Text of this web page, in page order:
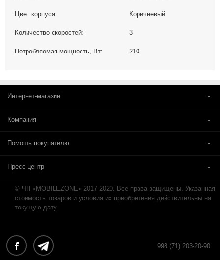
Цвет корпуса: Коричневый
Количество скоростей: 3
Потребляемая мощность, Вт: 210
Интернет-магазин
Компания
Помощь покупателю
Пресс-центр
© ЧП «MOBILEZONE» 2017-2020. Все права защищены. Указанная
стоимость товаров и условия их приобретения действительны на
текущую дату.
998 (71) 203-20-90